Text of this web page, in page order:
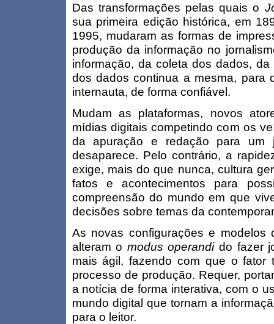
Das transformações pelas quais o
sua primeira edição histórica, em
1995, mudaram as formas de
produção da informação no
informação, da coleta dos dados,
dos dados continua a mesma, para
internauta, de forma confiável.
Mudam as plataformas, novos
mídias digitais competindo com os
da apuração e redação para um
desaparece. Pelo contrário, a
exige, mais do que nunca, cultura
fatos e acontecimentos para
compreensão do mundo em que
decisões sobre temas da
As novas configurações e modelos
alteram o modus operandido fazer
mais ágil, fazendo com que o fator
processo de produção. Requer,
a notícia de forma interativa, com o
mundo digital que tornam a
para o leitor.